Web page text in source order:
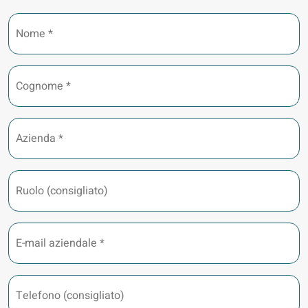
Nome
Cognome
Azienda
Ruolo
(consigliato)
E-
mail
aziendale
*
Telefono
(consigliato)